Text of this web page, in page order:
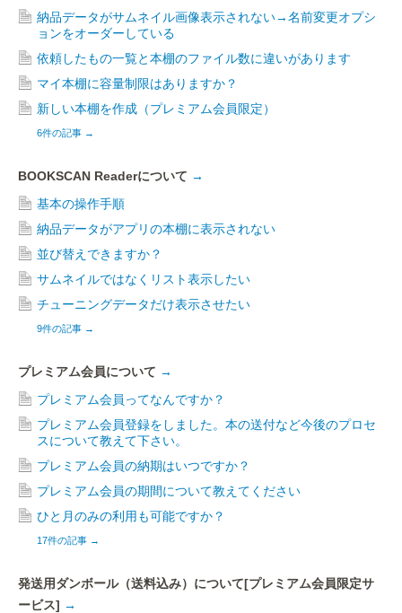
納品データがサムネイル画像表示されない→名前変更オプシ
ョンをオーダーしている
依頼したもの一覧と本棚のファイル数に違いがあります
マイ本棚に容量制限はありますか？
新しい本棚を作成（プレミアム会員限定）
6件の記事 →
BOOKSCAN Readerについて →
基本の操作手順
納品データがアプリの本棚に表示されない
並び替えできますか？
サムネイルではなくリスト表示したい
チューニングデータだけ表示させたい
9件の記事 →
プレミアム会員について →
プレミアム会員ってなんですか？
プレミアム会員登録をしました。本の送付など今後のプロセ
スについて教えて下さい。
プレミアム会員の納期はいつですか？
プレミアム会員の期間について教えてください
ひと月のみの利用も可能ですか？
17件の記事 →
発送用ダンボール（送料込み）について[プレミアム会員限定サ
ービス] →